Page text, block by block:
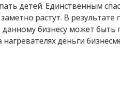
детей. Единственным
растут. В результате
бизнесу может быть
деньги